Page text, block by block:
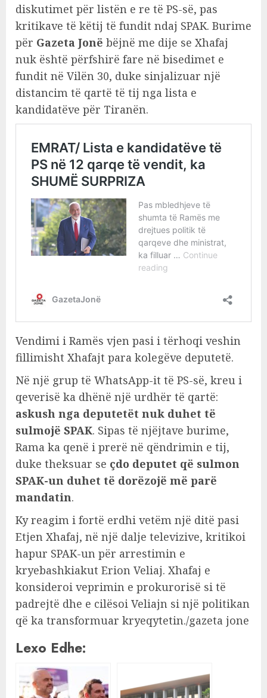
diskutimet për listën e re të PS-së, pas
kritikave të këtij të fundit ndaj SPAK. Burime
për Gazeta Jonë bëjnë me dije se Xhafaj
nuk është përfshirë fare në bisedimet e
fundit në Vilën 30, duke sinjalizuar një
distancim të qartë të tij nga lista e
kandidatëve për Tiranën.
Vendimi i Ramës vjen pasi i tërhoqi veshin
fillimisht Xhafajt para kolegëve deputetë.
Në një grup të WhatsApp-it të PS-së, kreu i
qeverisë ka dhënë një urdhër të qartë:
askush nga deputetët nuk duhet të
sulmojë SPAK. Sipas të njëjtave burime,
Rama ka qenë i prerë në qëndrimin e tij,
duke theksuar se çdo deputet që sulmon
SPAK-un duhet të dorëzojë më parë
mandatin.
Ky reagim i fortë erdhi vetëm një ditë pasi
Etjen Xhafaj, në një dalje televizive, kritikoi
hapur SPAK-un për arrestimin e
kryebashkiakut Erion Veliaj. Xhafaj e
konsideroi veprimin e prokurorisë si të
padrejtë dhe e cilësoi Veliajn si një politikan
që ka transformuar kryeqytetin./gazeta jone
Lexo Edhe: